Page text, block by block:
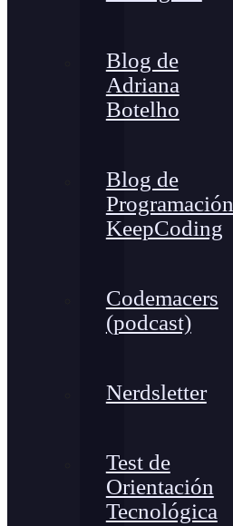
Blog de
Adriana
Botelho
Blog de
Programación
KeepCoding
Codemacers
(podcast)
Nerdsletter
Test de
Orientación
Tecnológica